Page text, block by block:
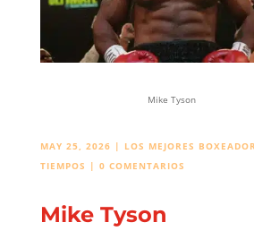
Mike Tyson
MAY 25, 2026 | LOS MEJORES
TIEMPOS | 0 COMENTARIOS
Mike Tyson